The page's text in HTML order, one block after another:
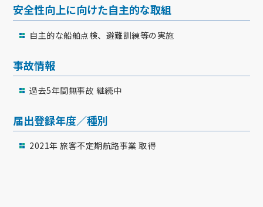
安全性向上に向けた自主的な取組
自主的な船舶点検、避難訓練等の実施
事故情報
過去5年間無事故 継続中
届出登録年度／種別
2021年 旅客不定期航路事業 取得